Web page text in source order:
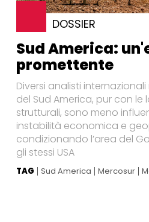
DOSSIER
Sud America:
promettente
Diversi analisti
del Sud America, pur con
strutturali, sono meno
instabilità economica e
condizionando l’area del
gli stessi USA
TAG Sud America Mercosur